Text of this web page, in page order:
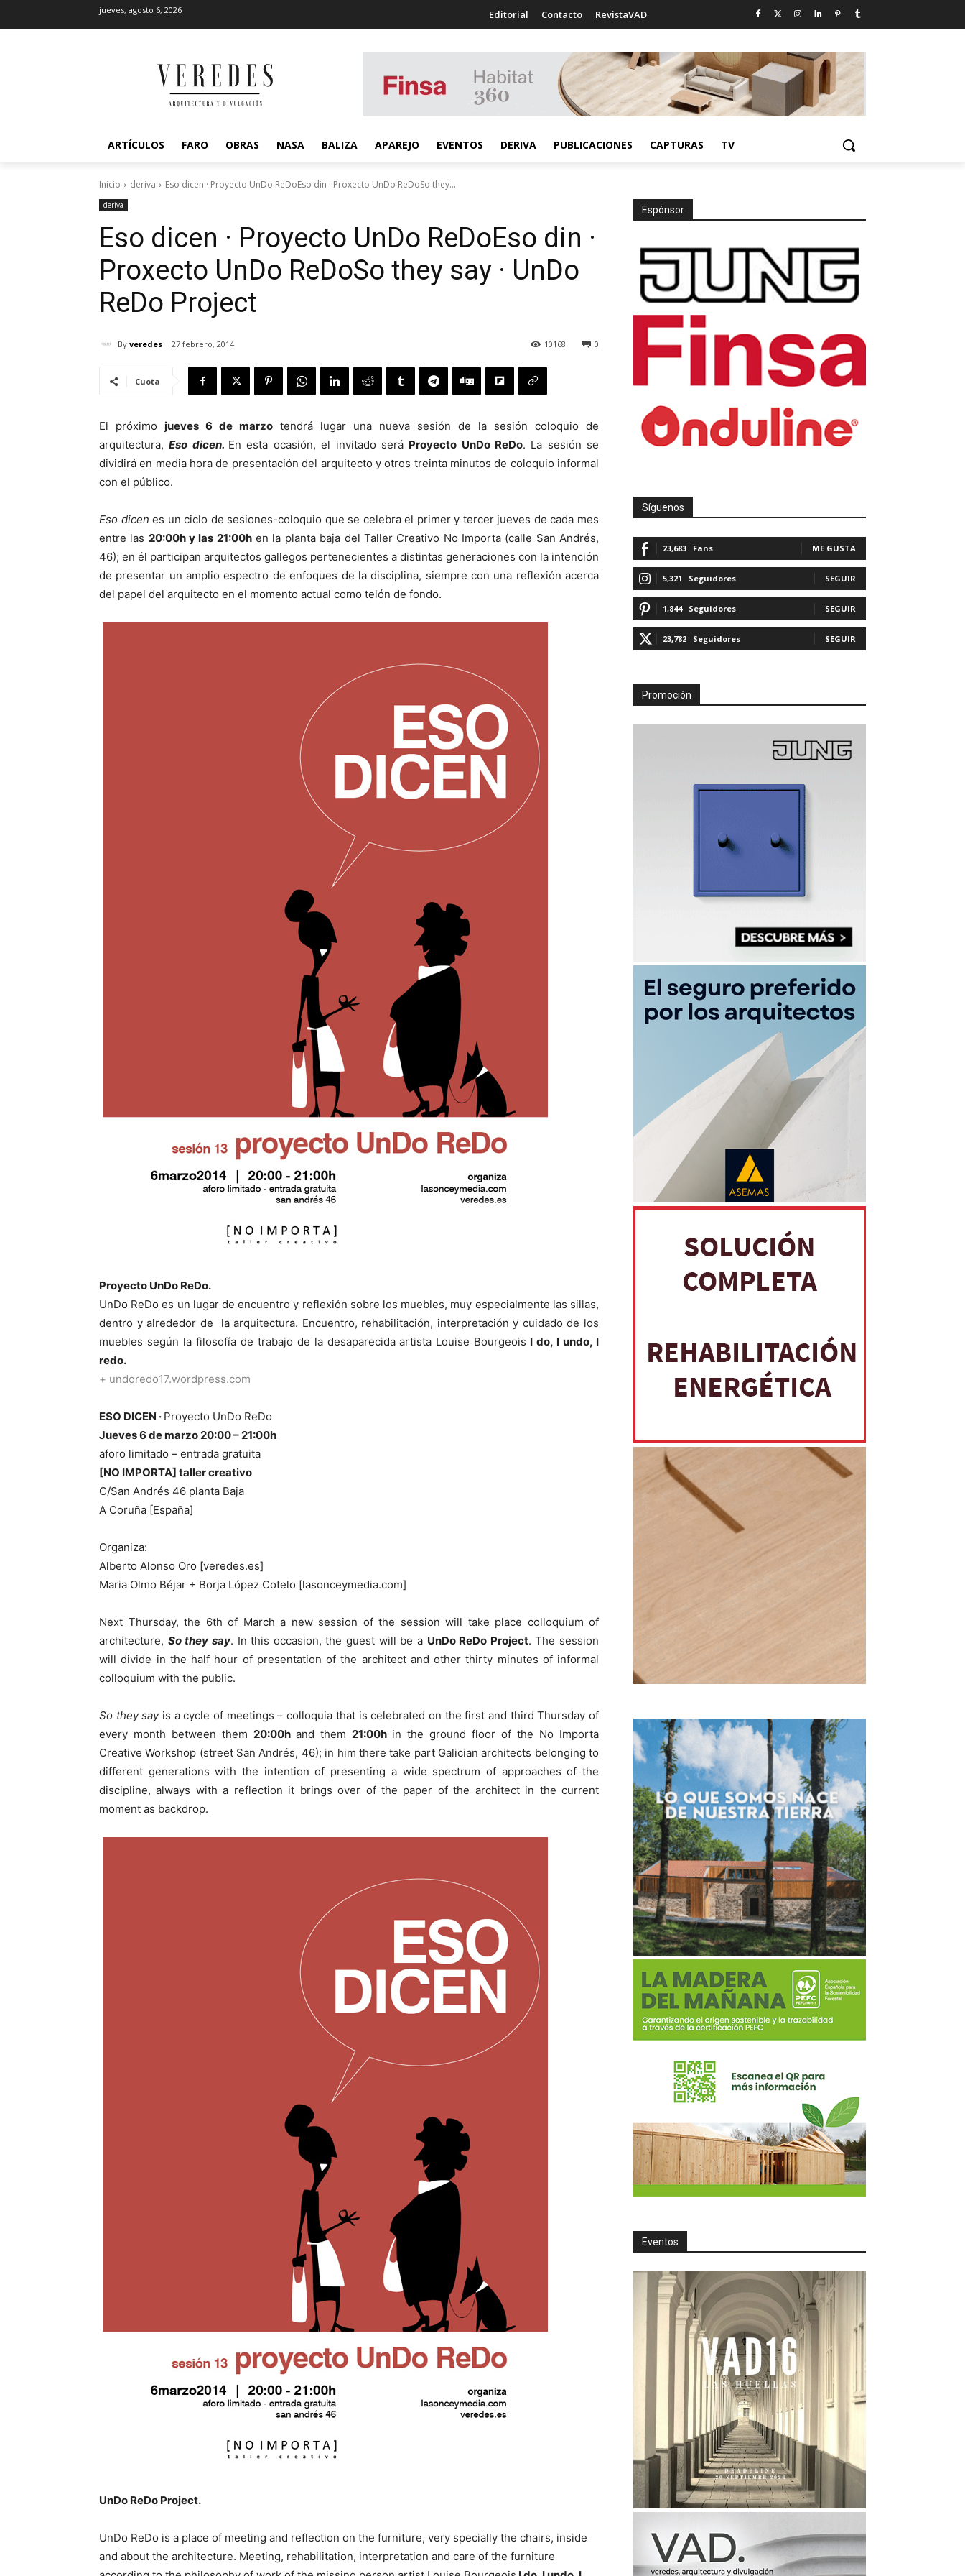
jueves, agosto 6, 2026 Editorial Contacto RevistaVAD
ARTÍCULOS FARO OBRAS NASA BALIZA APAREJO EVENTOS DERIVA PUBLICACIONES CAPTURAS TV
Inicio deriva Eso dicen · Proyecto UnDo ReDoEso din · Proxecto UnDo ReDoSo they...
deriva
Eso dicen · Proyecto UnDo ReDoEso din ·
Proxecto UnDo ReDoSo they say · UnDo
ReDo Project
By veredes 27 febrero, 2014 0
10168
Cuota
El próximo jueves 6 de marzo tendrá lugar una nueva sesión de la sesión coloquio de
arquitectura,Eso dicen. En esta ocasión, el invitado será Proyecto UnDo ReDo. La sesión se
dividirá en media hora de presentación del arquitecto y otros treinta minutos de coloquio informal
con el público.
Eso dicenes un ciclo de sesiones-coloquio que se celebra el primer y tercer jueves de cada mes
entre las 20:00h y las 21:00hen la planta baja del Taller Creativo No Importa (calle San Andrés,
46); en él participan arquitectos gallegos pertenecientes a distintas generaciones con la intención
de presentar un amplio espectro de enfoques de la disciplina, siempre con una reflexión acerca
del papel del arquitecto en el momento actual como telón de fondo.
Proyecto UnDo ReDo.
UnDo ReDo es un lugar de encuentro y reflexión sobre los muebles, muy especialmente las sillas,
dentro y alrededor de la arquitectura. Encuentro, rehabilitación, interpretación y cuidado de los
muebles según la filosofía de trabajo de la desaparecida artista Louise Bourgeois I do, I undo, I
redo.
+ undoredo17.wordpress.com
ESO DICEN · Proyecto UnDo ReDo
Jueves 6 de marzo 20:00 – 21:00h
aforo limitado – entrada gratuita
[NO IMPORTA] taller creativo
C/San Andrés 46 planta Baja
A Coruña [España]
Organiza:
Alberto Alonso Oro [veredes.es]
Maria Olmo Béjar + Borja López Cotelo [lasonceymedia.com]
Next Thursday, the 6th of March a new session of the session will take place colloquium of
architecture, So they say. In this occasion, the guest will be a UnDo ReDo Project. The session
will divide in the half hour of presentation of the architect and other thirty minutes of informal
colloquium with the public.
So they sayis a cycle of meetings – colloquia that is celebrated on the first and third Thursday of
every month between them 20:00h and them 21:00hin the ground floor of the No Importa
Creative Workshop (street San Andrés, 46); in him there take part Galician architects belonging to
different generations with the intention of presenting a wide spectrum of approaches of the
discipline, always with a reflection it brings over of the paper of the architect in the current
moment as backdrop.
UnDo ReDo Project.
UnDo ReDo is a place of meeting and reflection on the furniture, very specially the chairs, inside
and about the architecture. Meeting, rehabilitation, interpretation and care of the furniture
Espónsor
Síguenos
23,683 Fans ME GUSTA
5,321 Seguidores SEGUIR
1,844 Seguidores SEGUIR
23,782 Seguidores SEGUIR
Promoción
Eventos